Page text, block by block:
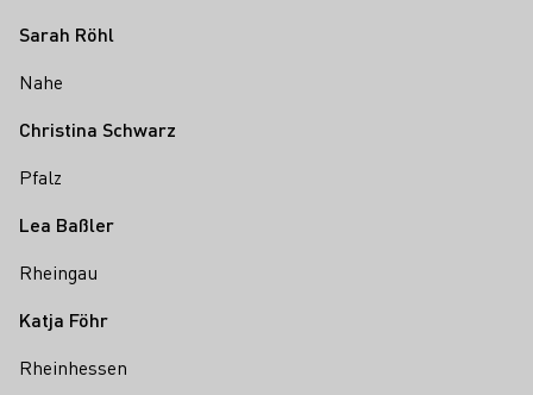
Sarah Röhl
Nahe
Christina Schwarz
Pfalz
Lea Baßler
Rheingau
Katja Föhr
Rheinhessen